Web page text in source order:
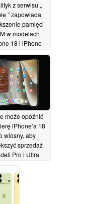
z serwisu „
” zapowiada
pamięci
w modelach
18 i iPhone
sądzą
27/06/2026
może opóźnić
iPhone’a 18
wiosny, aby
sprzedaż
Pro i Ultra